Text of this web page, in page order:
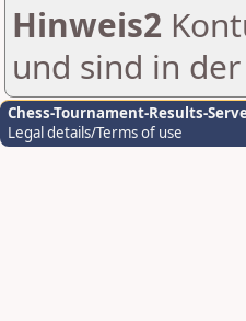
Hinweis2
und sind in
Chess-Tournament-Results-
Legal details/Terms of use